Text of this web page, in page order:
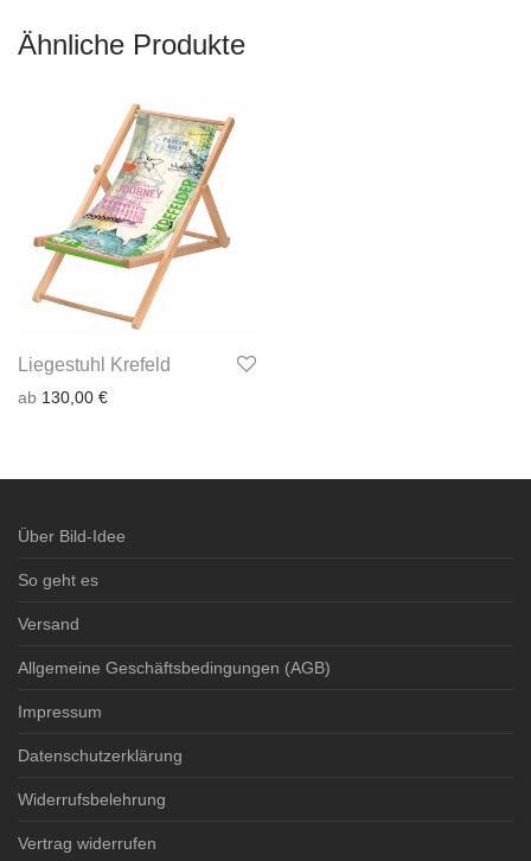
Ähnliche Produkte
Liegestuhl Krefeld
ab 130,00 €
Über Bild-Idee
So geht es
Versand
Allgemeine Geschäftsbedingungen (AGB)
Impressum
Datenschutzerklärung
Widerrufsbelehrung
Vertrag widerrufen